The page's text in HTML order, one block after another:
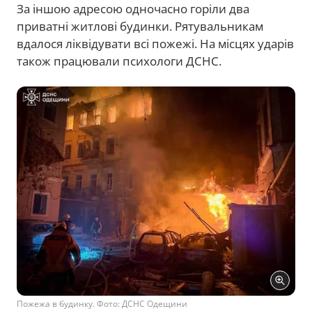
За іншою адресою одночасно горіли два
приватні житлові будинки. Рятувальникам
вдалося ліквідувати всі пожежі. На місцях ударів
також працювали психологи ДСНС.
Пожежа в будинку. Фото: ДСНС Одещини